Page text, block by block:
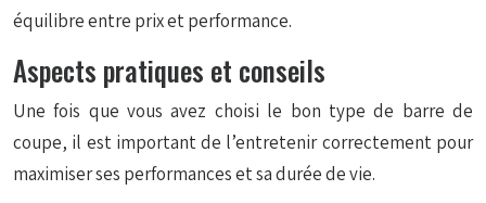
équilibre entre prix et performance.
Aspects pratiques et conseils
Une fois que vous avez choisi le bon type de barre de
coupe, il est important de l’entretenir correctement pour
maximiser ses performances et sa durée de vie.